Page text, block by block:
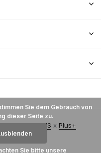
ByDMWS x Plus+
Sie dem Gebrauch von
dieser Seite zu.
Sie bitte unsere